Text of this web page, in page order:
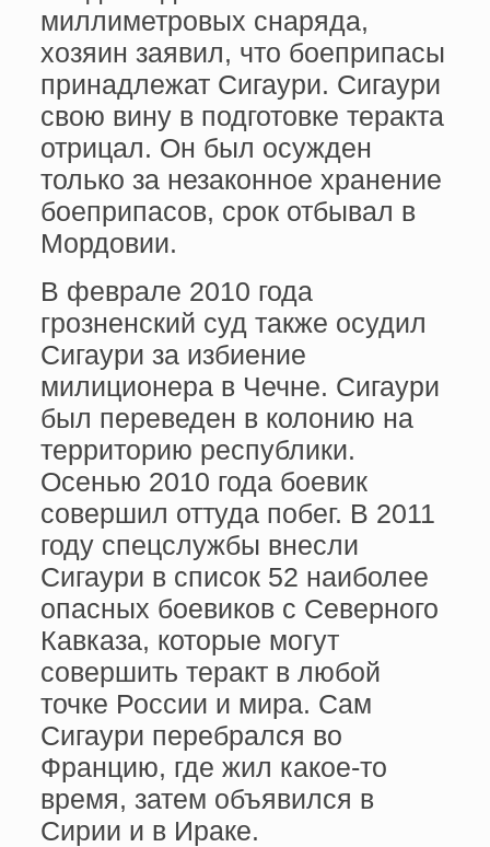
миллиметровых снаряда,
хозяин заявил, что боеприпасы
принадлежат Сигаури. Сигаури
свою вину в подготовке теракта
отрицал. Он был осужден
только за незаконное хранение
боеприпасов, срок отбывал в
Мордовии.
В феврале 2010 года
грозненский суд также осудил
Сигаури за избиение
милиционера в Чечне. Сигаури
был переведен в колонию на
территорию республики.
Осенью 2010 года боевик
совершил оттуда побег. В 2011
году спецслужбы внесли
Сигаури в список 52 наиболее
опасных боевиков с Северного
Кавказа, которые могут
совершить теракт в любой
точке России и мира. Сам
Сигаури перебрался во
Францию, где жил какое-то
время, затем объявился в
Сирии и в Ираке.